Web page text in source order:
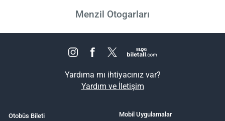
Menzil Otogarları
Yardıma mı ihtiyacınız var?
Yardım ve İletişim
Otobüs Bileti
Mobil Uygulamalar